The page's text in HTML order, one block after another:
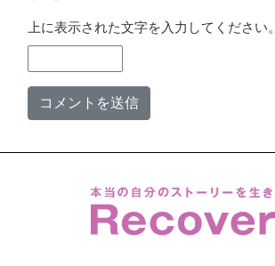
上に表示された文字を入力してください。